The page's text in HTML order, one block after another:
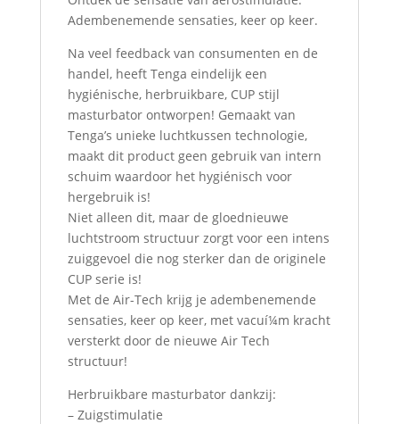
Adembenemende sensaties, keer op keer.
Na veel feedback van consumenten en de
handel, heeft Tenga eindelijk een
hygiénische, herbruikbare, CUP stijl
masturbator ontworpen! Gemaakt van
Tenga’s unieke luchtkussen technologie,
maakt dit product geen gebruik van intern
schuim waardoor het hygiénisch voor
hergebruik is!
Niet alleen dit, maar de gloednieuwe
luchtstroom structuur zorgt voor een intens
zuiggevoel die nog sterker dan de originele
CUP serie is!
Met de Air-Tech krijg je adembenemende
sensaties, keer op keer, met vacuí¼m kracht
versterkt door de nieuwe Air Tech
structuur!
Herbruikbare masturbator dankzij:
– Zuigstimulatie